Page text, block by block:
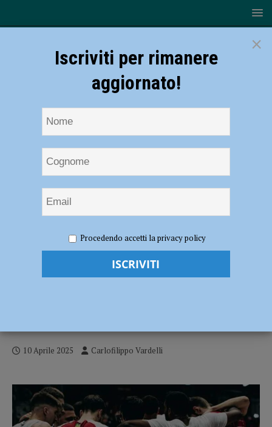
Continua la missione sopravvivenza dell’Assigeco: al PalaBanca arriva
Verona – AUDIO
Serie A2 – Continua la missione
10 Aprile 2025 Carlofilippo Vardelli
×
Iscriviti per rimanere
aggiornato!
Procedendo accetti la privacy policy